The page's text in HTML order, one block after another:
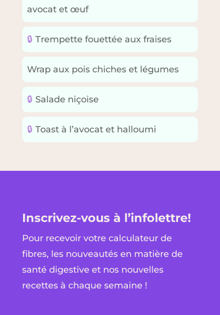
avocat et œuf
🔒 Trempette fouettée aux fraises
Wrap aux pois chiches et légumes
🔒 Salade niçoise
🔒 Toast à l’avocat et halloumi
Inscrivez-vous à l’infolettre!
Pour recevoir votre calculateur de
fibres, les nouveautés en matière de
santé digestive et nos nouvelles
recettes à chaque semaine !